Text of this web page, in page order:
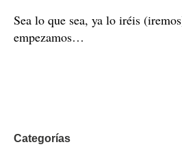
Sea lo que sea, ya lo iréis
empezamos…
Categorías